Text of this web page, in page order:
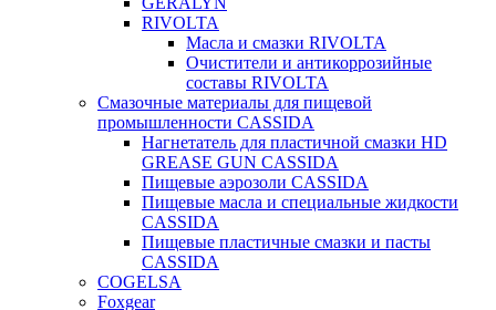
RIVOLTA
Масла и смазки RIVOLTA
Очистители и антикоррозийные
составы RIVOLTA
Смазочные материалы для пищевой
промышленности CASSIDA
Нагнетатель для пластичной смазки HD
GREASE GUN CASSIDA
Пищевые аэрозоли CASSIDA
Пищевые масла и специальные жидкости
CASSIDA
Пищевые пластичные смазки и пасты
CASSIDA
COGELSA
Foxgear